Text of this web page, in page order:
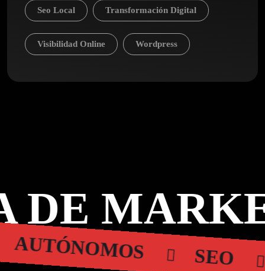
Seo Local Transformación Digital
Visibilidad Online Wordpress
AUTÓNOMOS SEO